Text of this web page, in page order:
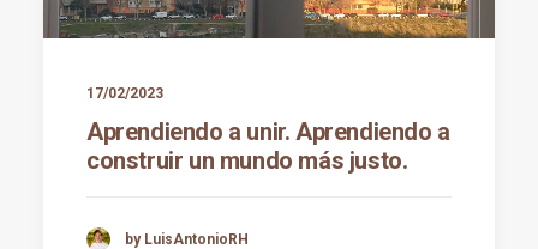
17/02/2023
Aprendiendo a unir. Aprendiendo a
construir un mundo más justo.
by LuisAntonioRH